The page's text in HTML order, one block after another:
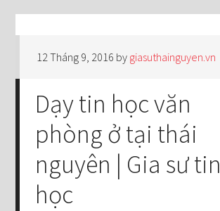
12 Tháng 9, 2016 by giasuthainguyen.vn
Dạy tin học văn
phòng ở tại thái
nguyên | Gia sư tin
học